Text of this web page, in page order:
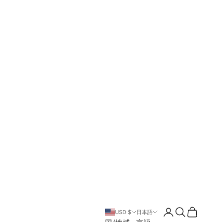
USD $ 日本語 ログイン
検索カート